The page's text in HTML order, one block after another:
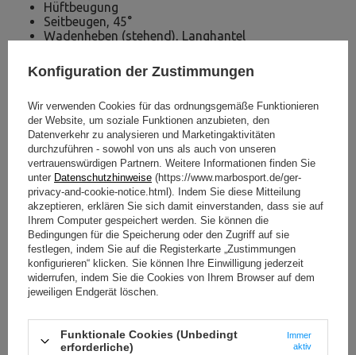
Hüftbeugung
Seitbeugen, 45°
Wadenheben (stehend), Langhantel
Unterarm-Curls (Untergriff), stehend
Kreuzheben mit gestreckten Beinen
Konfiguration der Zustimmungen
Wir verwenden Cookies für das ordnungsgemäße Funktionieren
der Website, um soziale Funktionen anzubieten, den
Datenverkehr zu analysieren und Marketingaktivitäten
durchzuführen - sowohl von uns als auch von unseren
vertrauenswürdigen Partnern. Weitere Informationen finden Sie
unter Datenschutzhinweise (https://www.marbosport.de/ger-
privacy-and-cookie-notice.html). Indem Sie diese Mitteilung
akzeptieren, erklären Sie sich damit einverstanden, dass sie auf
Ihrem Computer gespeichert werden. Sie können die
Bedingungen für die Speicherung oder den Zugriff auf sie
festlegen, indem Sie auf die Registerkarte „Zustimmungen
konfigurieren“ klicken. Sie können Ihre Einwilligung jederzeit
widerrufen, indem Sie die Cookies von Ihrem Browser auf dem
jeweiligen Endgerät löschen.
Funktionale Cookies (Unbedingt
erforderliche)
Immer
aktiv